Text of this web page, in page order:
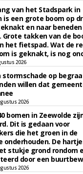
van het Stadspark in
is een grote boom op
en naar beneden
Grote takken van de
het fietspad. Wat de
is geknakt, is nog
2026
stormschade op
willen dat
2026
bomen in Zeewolde
Dit is gedaan voor
die het groen in de
onderhouden. De
stukje grond rondom
door een
2026